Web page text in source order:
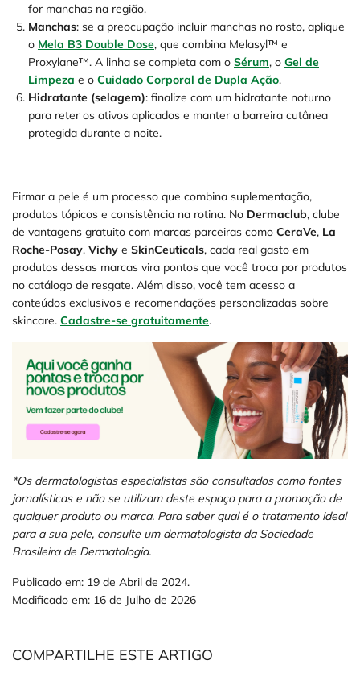
for manchas na região.
Manchas: se a preocupação incluir manchas no rosto, aplique
o Mela B3 Double Dose, que combina Melasyl™ e
Proxylane™. A linha se completa com o Sérum, o Gel de
Limpeza e o Cuidado Corporal de Dupla Ação.
Hidratante (selagem): finalize com um hidratante noturno
para reter os ativos aplicados e manter a barreira cutânea
protegida durante a noite.
Firmar a pele é um processo que combina suplementação,
produtos tópicos e consistência na rotina. No Dermaclub, clube
de vantagens gratuito com marcas parceiras como CeraVe, La
Roche-Posay, Vichy e SkinCeuticals, cada real gasto em
produtos dessas marcas vira pontos que você troca por produtos
no catálogo de resgate. Além disso, você tem acesso a
conteúdos exclusivos e recomendações personalizadas sobre
skincare. Cadastre-se gratuitamente.
*Os dermatologistas especialistas são consultados como fontes
jornalísticas e não se utilizam deste espaço para a promoção de
qualquer produto ou marca. Para saber qual é o tratamento ideal
para a sua pele, consulte um dermatologista da Sociedade
Brasileira de Dermatologia.
Publicado em: 19 de Abril de 2024.
Modificado em: 16 de Julho de 2026
COMPARTILHE ESTE ARTIGO